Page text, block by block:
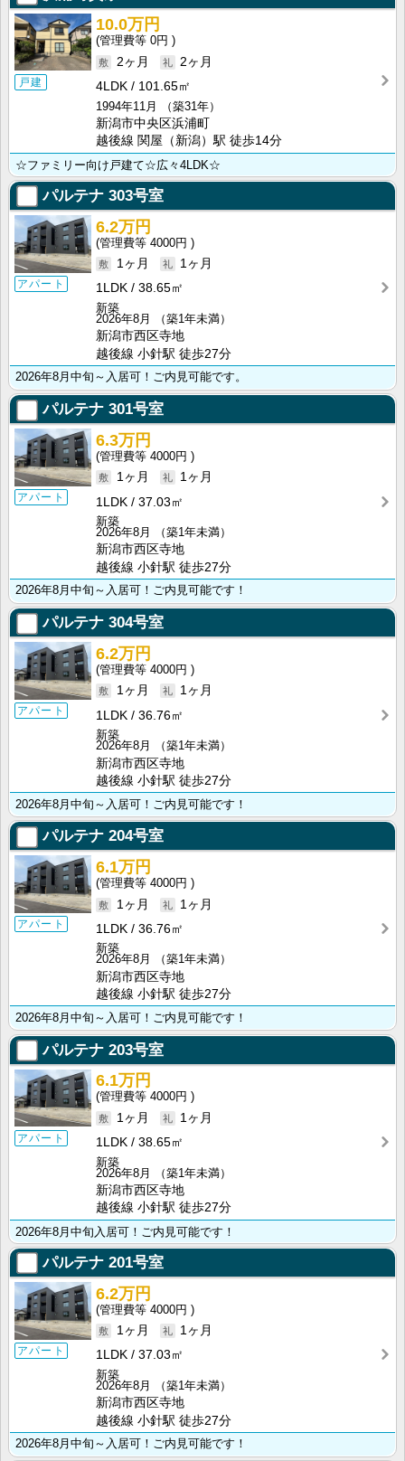
戸建
10.0万円
0円
2ヶ月
2ヶ月
4LDK
101.65㎡
1994年11月
（築31年）
新潟市中央区浜浦町
越後線 関屋（新潟）駅 徒歩14分
☆ファミリー向け戸建て☆広々4LDK☆
パルテナ 303号室
アパート
6.2万円
4000円
1ヶ月
1ヶ月
1LDK
38.65㎡
新築
2026年8月
（築1年未満）
新潟市西区寺地
越後線 小針駅 徒歩27分
2026年8月中旬～入居可！ご内見可能です。
パルテナ 301号室
アパート
6.3万円
4000円
1ヶ月
1ヶ月
1LDK
37.03㎡
新築
2026年8月
（築1年未満）
新潟市西区寺地
越後線 小針駅 徒歩27分
2026年8月中旬～入居可！ご内見可能です！
パルテナ 304号室
アパート
6.2万円
4000円
1ヶ月
1ヶ月
1LDK
36.76㎡
新築
2026年8月
（築1年未満）
新潟市西区寺地
越後線 小針駅 徒歩27分
2026年8月中旬～入居可！ご内見可能です！
パルテナ 204号室
アパート
6.1万円
4000円
1ヶ月
1ヶ月
1LDK
36.76㎡
新築
2026年8月
（築1年未満）
新潟市西区寺地
越後線 小針駅 徒歩27分
2026年8月中旬～入居可！ご内見可能です！
パルテナ 203号室
アパート
6.1万円
4000円
1ヶ月
1ヶ月
1LDK
38.65㎡
新築
2026年8月
（築1年未満）
新潟市西区寺地
越後線 小針駅 徒歩27分
2026年8月中旬入居可！ご内見可能です！
パルテナ 201号室
アパート
6.2万円
4000円
1ヶ月
1ヶ月
1LDK
37.03㎡
新築
2026年8月
（築1年未満）
新潟市西区寺地
越後線 小針駅 徒歩27分
2026年8月中旬～入居可！ご内見可能です！